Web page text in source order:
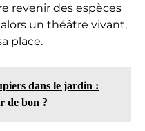
revenir des espèces
un théâtre vivant,
place.
dans le jardin :
de bon ?